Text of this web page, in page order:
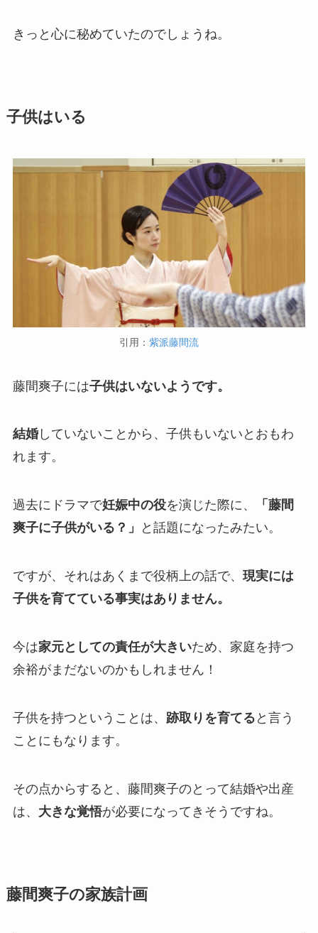
きっと心に秘めていたのでしょうね。
子供はいる
引用： 紫派藤間流
藤間爽子には子供はいないようです。
結婚していないことから、子供もいないとおもわ
れます。
過去にドラマで妊娠中の役を演じた際に、
「藤間
爽子に子供がいる？」
と話題になったみたい。
ですが、それはあくまで役柄上の話で、 現実には
子供を育てている事実はありません。
今は家元としての責任が大きいため、家庭を持つ
余裕がまだないのかもしれません！
子供を持つということは、 跡取りを育てる と言う
ことにもなります。
その点からすると、藤間爽子のとって結婚や出産
は、 大きな覚悟が必要になってきそうですね。
藤間爽子の家族計画